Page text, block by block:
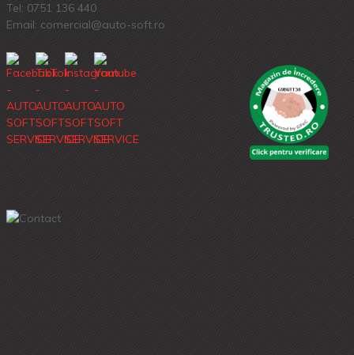
Tel: 0751 136 440
Email: comercial@auto-soft.ro